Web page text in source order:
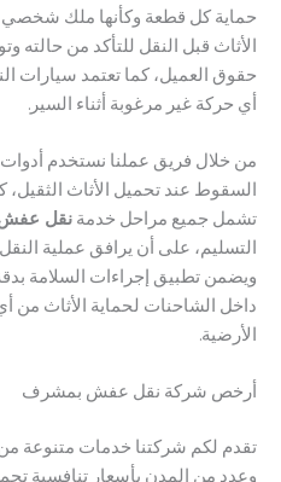
كل قطعة وكأنها ملك شخصي للفريق
قبل النقل للتأكد من حالته
كما تعتمد سيارات النقل
غير مرغوبة أثناء السير.
فريق عملنا نستخدم أدوات رفع
عند تحميل الأثاث الثقيل، كما نوفر
جميع مراحل خدمةنقل عفش مشرف
على أن يرافق عملية النقل مختص
تطبيق إجراءات السلامة بدقة، كما
لحماية الأثاث من أي
شركة نقل عفش بمشرف
شركتنا خدمات متنوعة من بينها
المدن بأسعار تنافسية تجمع بين